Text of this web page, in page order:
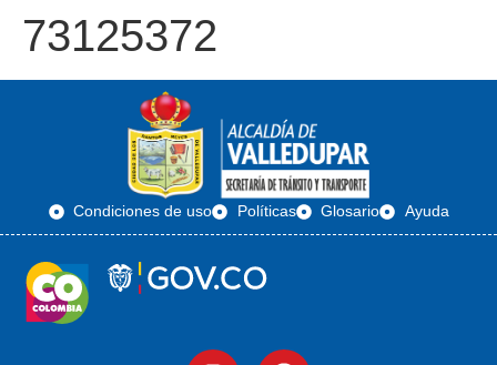
73125372
Condiciones de uso Políticas Glosario Ayuda